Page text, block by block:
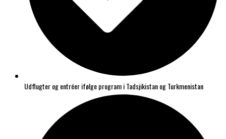
Udflugter og entréer ifølge program i Tadsjikistan og Turkmenistan